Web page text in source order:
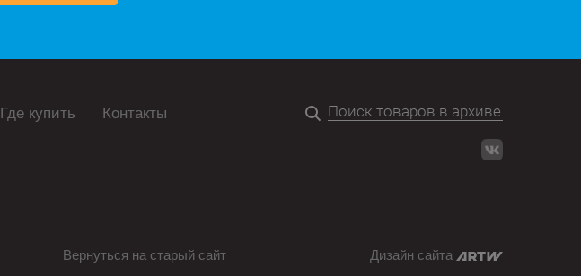
Где купить Контакты
Вернуться на старый сайт Дизайн сайта